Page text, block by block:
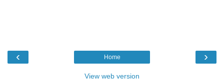
‹ ›
Home
View web version